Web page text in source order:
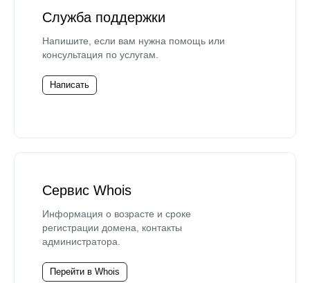
Служба поддержки
Напишите, если вам нужна помощь или
консультация по услугам.
Написать
Сервис Whois
Информация о возрасте и сроке
регистрации домена, контакты
администратора.
Перейти в Whois